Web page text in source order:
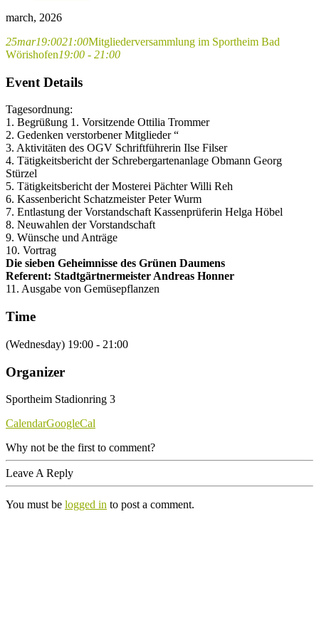
march, 2026
25mar19:0021:00Mitgliederversammlung im Sportheim Bad
Wörishofen19:00 - 21:00
Event Details
Tagesordnung:
1. Begrüßung 1. Vorsitzende Ottilia Trommer
2. Gedenken verstorbener Mitglieder “
3. Aktivitäten des OGV Schriftführerin Ilse Filser
4. Tätigkeitsbericht der Schrebergartenanlage Obmann Georg
Stürzel
5. Tätigkeitsbericht der Mosterei Pächter Willi Reh
6. Kassenbericht Schatzmeister Peter Wurm
7. Entlastung der Vorstandschaft Kassenprüferin Helga Höbel
8. Neuwahlen der Vorstandschaft
9. Wünsche und Anträge
10. Vortrag
Die sieben Geheimnisse des Grünen Daumens
Referent: Stadtgärtnermeister Andreas Honner
11. Ausgabe von Gemüsepflanzen
Time
(Wednesday) 19:00 - 21:00
Organizer
Sportheim Stadionring 3
CalendarGoogleCal
Why not be the first to comment?
Leave A Reply
You must be logged in to post a comment.